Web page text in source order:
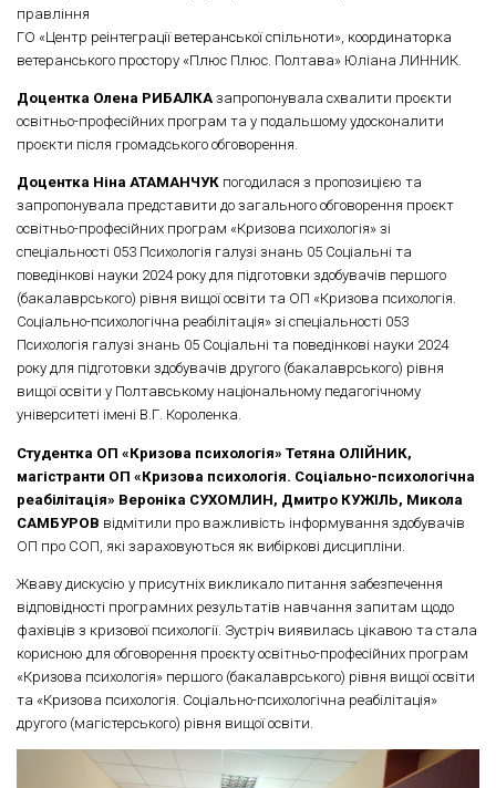
правління
ГО «Центр реінтеграції ветеранської спільноти», координаторка
ветеранського простору «Плюс Плюс. Полтава» Юліана ЛИННИК.
Доцентка Олена РИБАЛКА запропонувала схвалити проєкти
освітньо-професійних програм та у подальшому удосконалити
проєкти після громадського обговорення.
Доцентка Ніна АТАМАНЧУК погодилася з пропозицією та
запропонувала представити до загального обговорення проєкт
освітньо-професійних програм «Кризова психологія» зі
спеціальності 053 Психологія галузі знань 05 Соціальні та
поведінкові науки 2024 року для підготовки здобувачів першого
(бакалаврського) рівня вищої освіти та ОП «Кризова психологія.
Соціально-психологічна реабілітація» зі спеціальності 053
Психологія галузі знань 05 Соціальні та поведінкові науки 2024
року для підготовки здобувачів другого (бакалаврського) рівня
вищої освіти у Полтавському національному педагогічному
університеті імені В.Г. Короленка.
Студентка ОП «Кризова психологія» Тетяна ОЛІЙНИК,
магістранти ОП «Кризова психологія. Соціально-психологічна
реабілітація» Вероніка СУХОМЛИН, Дмитро КУЖІЛЬ, Микола
САМБУРОВ відмітили про важливість інформування здобувачів
ОП про СОП, які зараховуються як вибіркові дисципліни.
Жваву дискусію у присутніх викликало питання забезпечення
відповідності програмних результатів навчання запитам щодо
фахівців з кризової психології. Зустріч виявилась цікавою та стала
корисною для обговорення проєкту освітньо-професійних програм
«Кризова психологія» першого (бакалаврського) рівня вищої освіти
та «Кризова психологія. Соціально-психологічна реабілітація»
другого (магістерського) рівня вищої освіти.